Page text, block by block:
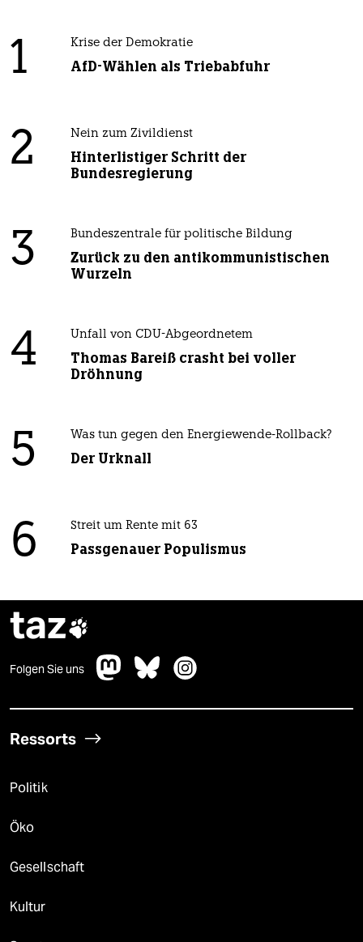
1 Krise der Demokratie
AfD-Wählen als Triebabfuhr
2 Nein zum Zivildienst
Hinterlistiger Schritt der
Bundesregierung
3 Bundeszentrale für politische Bildung
Zurück zu den antikommunistischen
Wurzeln
4 Unfall von CDU-Abgeordnetem
Thomas Bareiß crasht bei voller
Dröhnung
5 Was tun gegen den Energiewende-Rollback?
Der Urknall
6 Streit um Rente mit 63
Passgenauer Populismus
taz
Folgen Sie uns
Ressorts
Politik
Öko
Gesellschaft
Kultur